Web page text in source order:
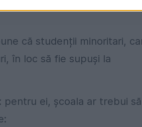
că studenții minoritari,
în loc să fie supuși la
ei, școala ar trebui să